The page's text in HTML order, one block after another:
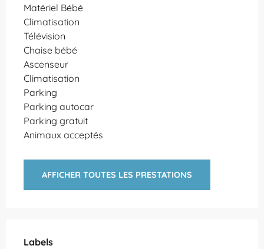
Matériel Bébé
Climatisation
Télévision
Chaise bébé
Ascenseur
Climatisation
Parking
Parking autocar
Parking gratuit
Animaux acceptés
AFFICHER TOUTES LES PRESTATIONS
Labels
Labels